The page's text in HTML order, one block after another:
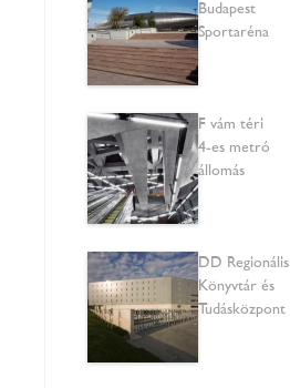
Budapest
Sportaréna
Fővám téri
4-es metró
állomás
DD Regionális
Könyvtár és
Tudásközpont